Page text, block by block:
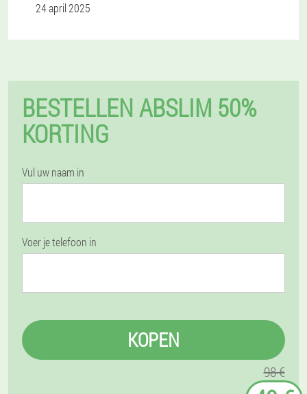
24 april 2025
BESTELLEN ABSLIM 50%
KORTING
Vul uw naam in
Voer je telefoon in
KOPEN
98 €